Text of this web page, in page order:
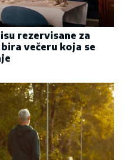
rezervisane za
večeru koja se